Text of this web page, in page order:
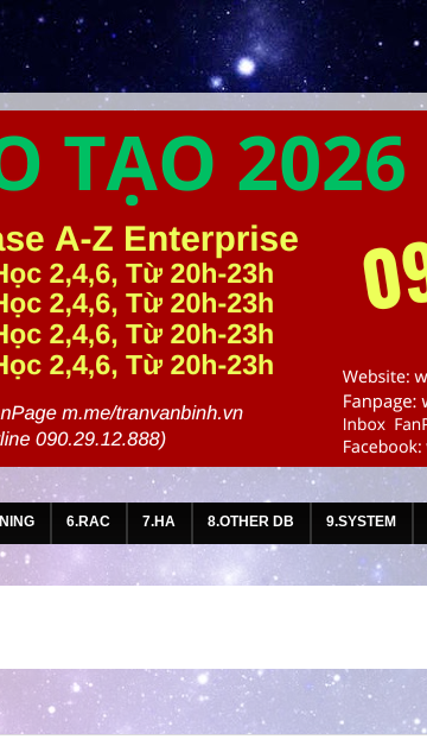
6.RAC 7.HA 8.OTHER DB 9.SYSTEM